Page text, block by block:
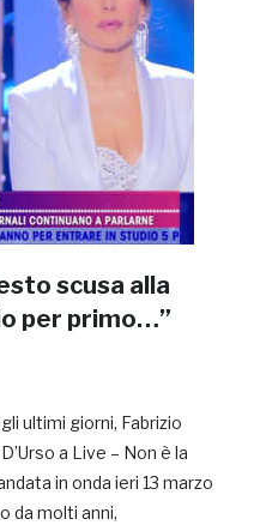
scusa alla
per primo…”
ultimi giorni, Fabrizio
a Live – Non è la
in onda ieri 13 marzo
da molti anni,